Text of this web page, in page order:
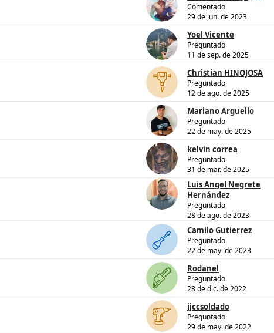
Comentado
29 de jun. de 2023
Yoel Vicente
Preguntado
11 de sep. de 2025
Christian HINOJOSA
Preguntado
12 de ago. de 2025
Mariano Arguello
Preguntado
22 de may. de 2025
kelvin correa
Preguntado
31 de mar. de 2025
Luis Angel Negrete
Hernández
Preguntado
28 de ago. de 2023
Camilo Gutierrez
Preguntado
22 de may. de 2023
Rodanel
Preguntado
28 de dic. de 2022
jjccsoldado
Preguntado
29 de may. de 2022